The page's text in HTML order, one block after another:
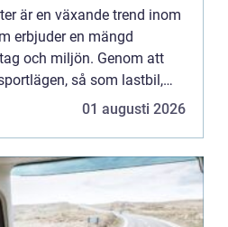
är en växande trend inom
erbjuder en mängd
och miljön. Genom att
så som lastbil,
flyg, kan gods fraktas
01 augusti 2026